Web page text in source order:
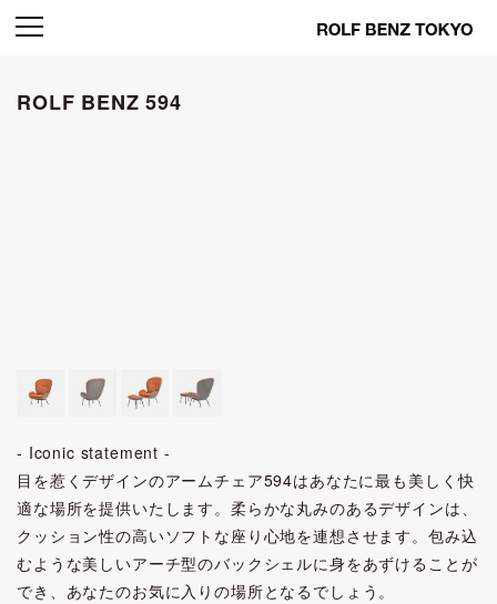
ROLF BENZ 594
- Iconic statement -
目を惹くデザインのアームチェア594はあなたに最も美しく快
適な場所を提供いたします。柔らかな丸みのあるデザインは、
クッション性の高いソフトな座り心地を連想させます。包み込
むような美しいアーチ型のバックシェルに身をあずけることが
でき、あなたのお気に入りの場所となるでしょう。